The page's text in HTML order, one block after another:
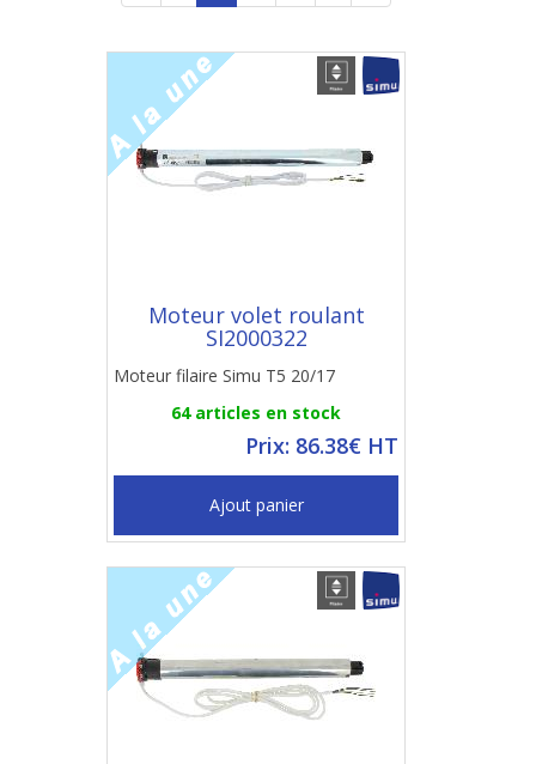
Moteur volet roulant
SI2000322
Moteur filaire Simu T5 20/17
64 articles en stock
Prix: 86.38€ HT
Ajout panier